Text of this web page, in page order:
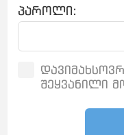
პაროლი:
შეყვანილი